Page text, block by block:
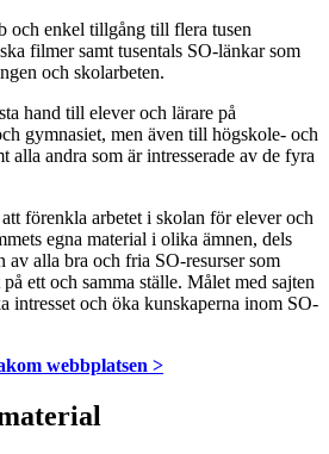
och enkel tillgång till flera tusen
filmer samt tusentals SO-länkar som
och skolarbeten.
hand till elever och lärare på
gymnasiet, men även till högskole- och
alla andra som är intresserade av de fyra
förenkla arbetet i skolan för elever och
egna material i olika ämnen, dels
av alla bra och fria SO-resurser som
ett och samma ställe. Målet med sajten
intresset och öka kunskaperna inom SO-
webbplatsen >